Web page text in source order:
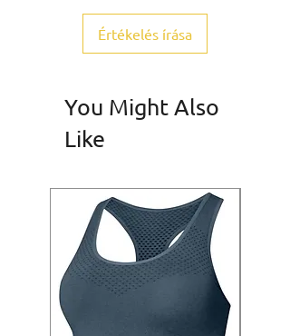
Értékelés írása
You Might Also
Like